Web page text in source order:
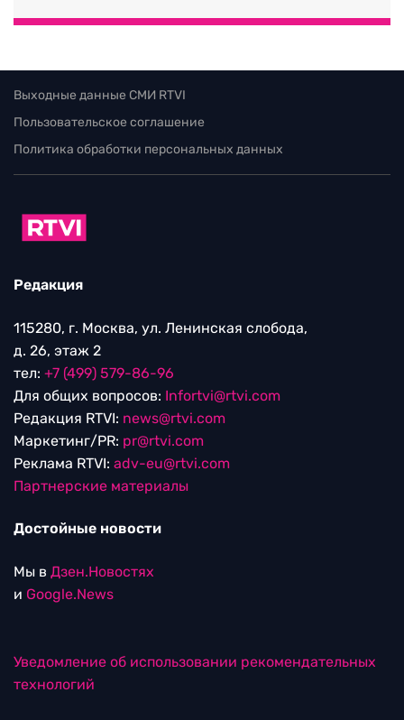
Выходные данные СМИ RTVI
Пользовательское соглашение
Политика обработки персональных данных
Редакция
115280, г. Москва, ул. Ленинская слобода,
д. 26, этаж 2
тел: +7 (499) 579-86-96
Для общих вопросов: Infortvi@rtvi.com
Редакция RTVI: news@rtvi.com
Маркетинг/PR: pr@rtvi.com
Реклама RTVI: adv-eu@rtvi.com
Партнерские материалы
Достойные новости
Мы в Дзен.Новостях
и Google.News
Уведомление об использовании рекомендательных
технологий